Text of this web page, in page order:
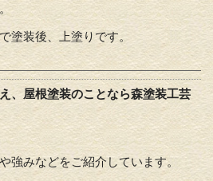
塗装後、上塗りです。
、屋根塗装のことなら森塗装工芸
強みなどをご紹介しています。